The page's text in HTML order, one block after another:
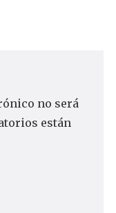
no será
están